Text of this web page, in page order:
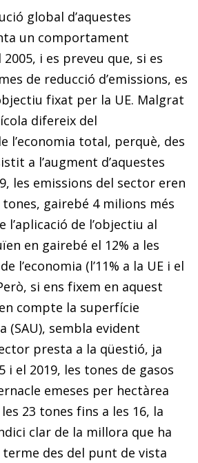
global d’aquestes
un comportament
i es preveu que, si es
de reducció d’emissions, es
fixat per la UE. Malgrat
difereix del
l’economia total, perquè, des
a l’augment d’aquestes
les emissions del sector eren
gairebé 4 milions més
l’aplicació de l’objectiu al
en gairebé el 12% a les
l’economia (l’11% a la UE i el
si ens fixem en aquest
compte la superfície
(SAU), sembla evident
presta a la qüestió, ja
i el 2019, les tones de gasos
emeses per hectàrea
23 tones fins a les 16, la
clar de la millora que ha
des del punt de vista